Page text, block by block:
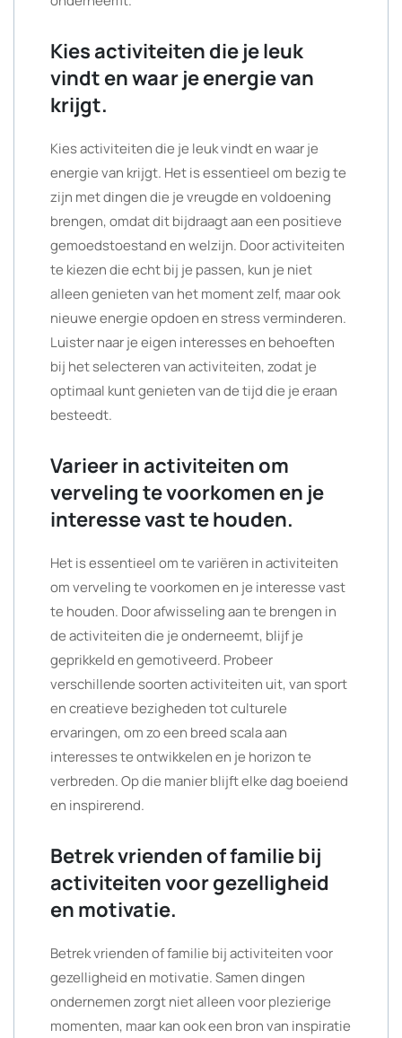
Kies activiteiten die je leuk
vindt en waar je energie van
krijgt.
Kies activiteiten die je leuk vindt en waar je
energie van krijgt. Het is essentieel om bezig te
zijn met dingen die je vreugde en voldoening
brengen, omdat dit bijdraagt aan een positieve
gemoedstoestand en welzijn. Door activiteiten
te kiezen die echt bij je passen, kun je niet
alleen genieten van het moment zelf, maar ook
nieuwe energie opdoen en stress verminderen.
Luister naar je eigen interesses en behoeften
bij het selecteren van activiteiten, zodat je
optimaal kunt genieten van de tijd die je eraan
besteedt.
Varieer in activiteiten om
verveling te voorkomen en je
interesse vast te houden.
Het is essentieel om te variëren in activiteiten
om verveling te voorkomen en je interesse vast
te houden. Door afwisseling aan te brengen in
de activiteiten die je onderneemt, blijf je
geprikkeld en gemotiveerd. Probeer
verschillende soorten activiteiten uit, van sport
en creatieve bezigheden tot culturele
ervaringen, om zo een breed scala aan
interesses te ontwikkelen en je horizon te
verbreden. Op die manier blijft elke dag boeiend
en inspirerend.
Betrek vrienden of familie bij
activiteiten voor gezelligheid
en motivatie.
Betrek vrienden of familie bij activiteiten voor
gezelligheid en motivatie. Samen dingen
ondernemen zorgt niet alleen voor plezierige
momenten, maar kan ook een bron van inspiratie